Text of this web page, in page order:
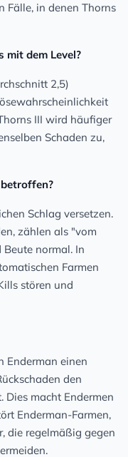
Fälle, in denen Thorns
mit dem Level?
2,5)
III wird häufiger
Schaden zu,
Schlag versetzen.
zählen als "vom
normal. In
Farmen
stören und
Enderman einen
den
Dies macht Endermen
Enderman-Farmen,
die regelmäßig gegen